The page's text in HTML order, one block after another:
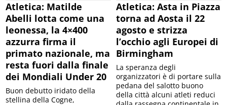
Atletica: Matilde
Abelli lotta come una
leonessa, la 4×400
azzurra firma il
primato nazionale, ma
resta fuori dalla finale
dei Mondiali Under 20
Buon debutto iridato della
stellina della Cogne,
Atletica: Asta in Piazza
torna ad Aosta il 22
agosto e strizza
l’occhio agli Europei di
Birmingham
La speranza degli
organizzatori è di portare sulla
pedana del salotto buono
della città alcuni atleti reduci